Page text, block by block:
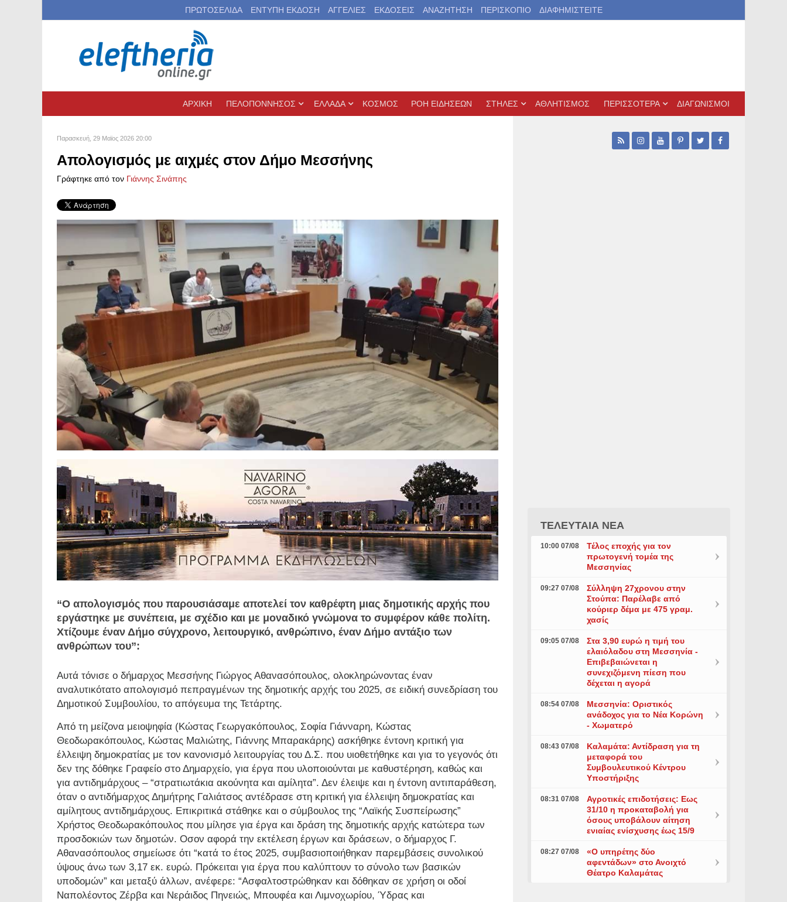
ΠΡΩΤΟΣΕΛΙΔΑ ΕΝΤΥΠΗ ΕΚΔΟΣΗ ΑΓΓΕΛΙΕΣ ΕΚΔΟΣΕΙΣ ΑΝΑΖΗΤΗΣΗ ΠΕΡΙΣΚΟΠΙΟ ΔΙΑΦΗΜΙΣΤΕΙΤΕ
ΑΡΧΙΚΗ ΠΕΛΟΠΟΝΝΗΣΟΣ ΕΛΛΑΔΑ ΚΟΣΜΟΣ ΡΟΗ ΕΙΔΗΣΕΩΝ ΣΤΗΛΕΣ ΑΘΛΗΤΙΣΜΟΣ ΠΕΡΙΣΣΟΤΕΡΑ ΔΙΑΓΩΝΙΣΜΟΙ
Παρασκευή, 29 Μαϊος 2026 20:00
Απολογισμός με αιχμές στον Δήμο Μεσσήνης
Γράφτηκε από τον Γιάννης Σινάπης
“Ο απολογισμός που παρουσιάσαμε αποτελεί τον καθρέφτη μιας δημοτικής αρχής που
εργάστηκε με συνέπεια, με σχέδιο και με μοναδικό γνώμονα το συμφέρον κάθε πολίτη.
Χτίζουμε έναν Δήμο σύγχρονο, λειτουργικό, ανθρώπινο, έναν Δήμο αντάξιο των
ανθρώπων του”:
Αυτά τόνισε ο δήμαρχος Μεσσήνης Γιώργος Αθανασόπουλος, ολοκληρώνοντας έναν
αναλυτικότατο απολογισμό πεπραγμένων της δημοτικής αρχής του 2025, σε ειδική συνεδρίαση του
Δημοτικού Συμβουλίου, το απόγευμα της Τετάρτης.
Από τη μείζονα μειοψηφία (Κώστας Γεωργακόπουλος, Σοφία Γιάνναρη, Κώστας
Θεοδωρακόπουλος, Κώστας Μαλιώτης, Γιάννης Μπαρακάρης) ασκήθηκε έντονη κριτική για
έλλειψη δημοκρατίας με τον κανονισμό λειτουργίας του Δ.Σ. που υιοθετήθηκε και για το γεγονός ότι
δεν της δόθηκε Γραφείο στο Δημαρχείο, για έργα που υλοποιούνται με καθυστέρηση, καθώς και
για αντιδημάρχους – “στρατιωτάκια ακούνητα και αμίλητα”. Δεν έλειψε και η έντονη αντιπαράθεση,
όταν ο αντιδήμαρχος Δημήτρης Γαλιάτσος αντέδρασε στη κριτική για έλλειψη δημοκρατίας και
αμίλητους αντιδημάρχους. Επικριτικά στάθηκε και ο σύμβουλος της “Λαϊκής Συσπείρωσης”
Χρήστος Θεοδωρακόπουλος που μίλησε για έργα και δράση της δημοτικής αρχής κατώτερα των
προσδοκιών των δημοτών. Οσον αφορά την εκτέλεση έργων και δράσεων, ο δήμαρχος Γ.
Αθανασόπουλος σημείωσε ότι “κατά το έτος 2025, συμβασιοποιήθηκαν παρεμβάσεις συνολικού
ύψους άνω των 3,17 εκ. ευρώ. Πρόκειται για έργα που καλύπτουν το σύνολο των βασικών
υποδομών” και μεταξύ άλλων, ανέφερε: “Ασφαλτοστρώθηκαν και δόθηκαν σε χρήση οι οδοί
Ναπολέοντος Ζέρβα και Νεράιδος Πηνειώς, Μπουφέα και Λιμνοχωρίου, Ύδρας και
ΤΕΛΕΥΤΑΙΑ ΝΕΑ
10:00 07/08
Τέλος εποχής για τον
πρωτογενή τομέα της
Μεσσηνίας
09:27 07/08
Σύλληψη 27χρονου στην
Στούπα: Παρέλαβε από
κούριερ δέμα με 475 γραμ.
χασίς
09:05 07/08
Στα 3,90 ευρώ η τιμή του
ελαιόλαδου στη Μεσσηνία -
Επιβεβαιώνεται η
συνεχιζόμενη πίεση που
δέχεται η αγορά
08:54 07/08
Μεσσηνία: Οριστικός
ανάδοχος για το Νέα Κορώνη
- Χωματερό
08:43 07/08
Καλαμάτα: Αντίδραση για τη
μεταφορά του
Συμβουλευτικού Κέντρου
Υποστήριξης
08:31 07/08
Αγροτικές επιδοτήσεις: Εως
31/10 η προκαταβολή για
όσους υποβάλουν αίτηση
ενιαίας ενίσχυσης έως 15/9
08:27 07/08
«Ο υπηρέτης δύο
αφεντάδων» στο Ανοιχτό
Θέατρο Καλαμάτας